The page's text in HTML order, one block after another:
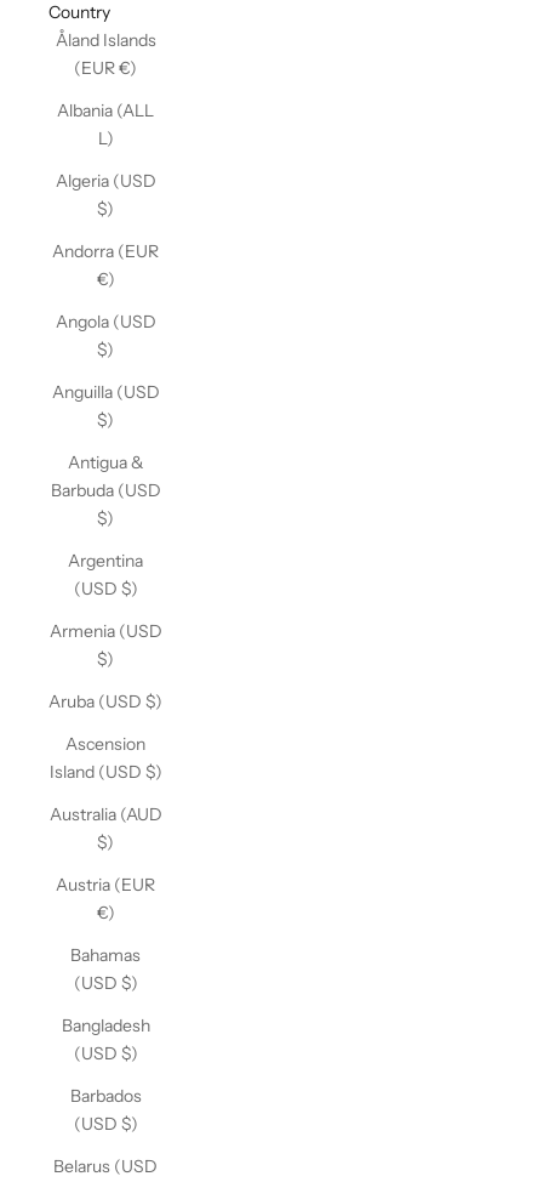
Country
Åland Islands
(EUR €)
Albania (ALL
L)
Algeria (USD
$)
Andorra (EUR
€)
Angola (USD
$)
Anguilla (USD
$)
Antigua &
Barbuda (USD
$)
Argentina
(USD $)
Armenia (USD
$)
Aruba (USD $)
Ascension
Island (USD $)
Australia (AUD
$)
Austria (EUR
€)
Bahamas
(USD $)
Bangladesh
(USD $)
Barbados
(USD $)
Belarus (USD